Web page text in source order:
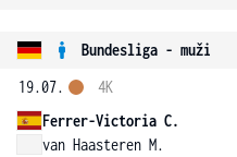
Bundesliga - muži
19.07.
Ferrer-Victoria C.
van Haasteren M.
4K